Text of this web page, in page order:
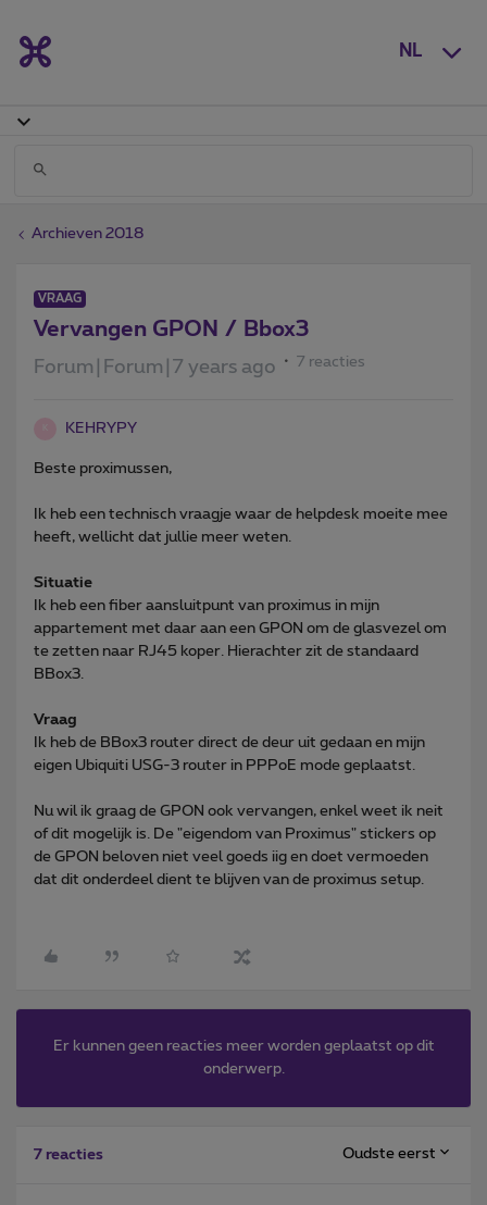
NL
Archieven 2018
VRAAG
Vervangen GPON / Bbox3
Forum|Forum|7 years ago 7 reacties
KEHRYPY
Beste proximussen,
Ik heb een technisch vraagje waar de helpdesk moeite mee
heeft, wellicht dat jullie meer weten.
Situatie
Ik heb een fiber aansluitpunt van proximus in mijn
appartement met daar aan een GPON om de glasvezel om
te zetten naar RJ45 koper. Hierachter zit de standaard
BBox3.
Vraag
Ik heb de BBox3 router direct de deur uit gedaan en mijn
eigen Ubiquiti USG-3 router in PPPoE mode geplaatst.
Nu wil ik graag de GPON ook vervangen, enkel weet ik neit
of dit mogelijk is. De "eigendom van Proximus" stickers op
de GPON beloven niet veel goeds iig en doet vermoeden
dat dit onderdeel dient te blijven van de proximus setup.
Er kunnen geen reacties meer worden geplaatst op dit
onderwerp.
7 reacties Oudste eerst